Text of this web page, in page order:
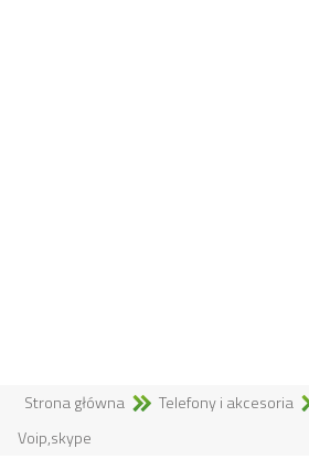
Strona główna Telefony i akcesoria
Voip,skype